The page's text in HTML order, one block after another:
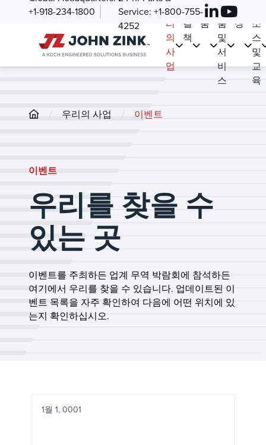
+1-918-234-1800
Service: +1-800-755-
4252
우
리
의
사
업
해
결
책
제
품
부
품
및
서
비
스
시
장
소
스
및
교
육
/ 우리의 사업 / 이벤트
이벤트
우리를 찾을 수
있는 곳
이벤트를 주최하든 업계 무역 박람회에 참석하든
여기에서 우리를 찾을 수 있습니다. 업데이트된 이
벤트 목록을 자주 확인하여 다음에 어떤 위치에 있
는지 확인하십시오.
1월 1, 0001